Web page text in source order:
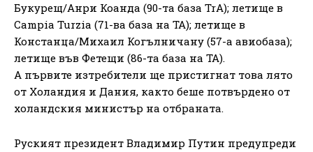
Букурещ/Анри Коанда (90-та база TrA); летище в
Campia Turzia (71-ва база на TA); летище в
Констанца/Михаил Когълничану (57-а авиобаза);
летище във Фетещи (86-та база на ТА).
А първите изтребители ще пристигнат това лято
от Холандия и Дания, както беше потвърдено от
холандския министър на отбраната.
Руският президент Владимир Путин предупреди